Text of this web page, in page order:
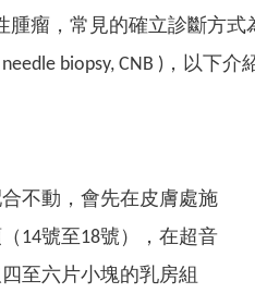
腫瘤，常見的確立診斷方
biopsy, CNB )，以下介
不動，會先在皮膚處施
14號至18號），在超音
至六片小塊的乳房組